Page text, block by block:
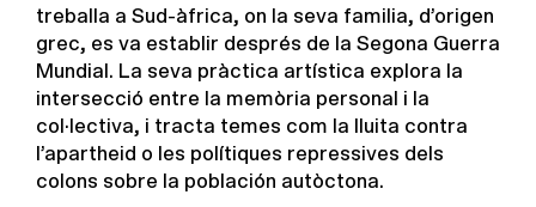
treballa a Sud-àfrica, on la seva familia, d’origen
grec, es va establir després de la Segona Guerra
Mundial. La seva pràctica artística explora la
intersecció entre la memòria personal i la
col·lectiva, i tracta temes com la lluita contra
l’apartheid o les polítiques repressives dels
colons sobre la población autòctona.